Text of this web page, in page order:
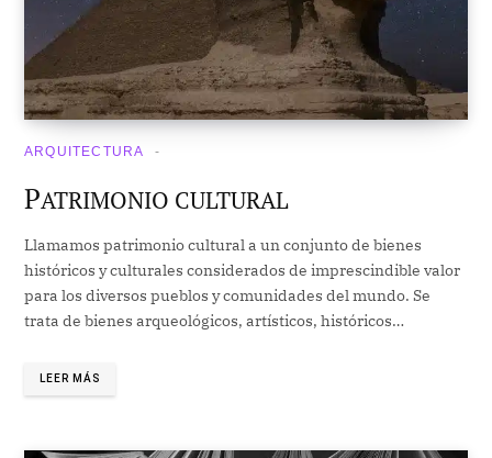
ARQUITECTURA
PATRIMONIO CULTURAL
Llamamos patrimonio cultural a un conjunto de bienes
históricos y culturales considerados de imprescindible valor
para los diversos pueblos y comunidades del mundo. Se
trata de bienes arqueológicos, artísticos, históricos…
LEER MÁS